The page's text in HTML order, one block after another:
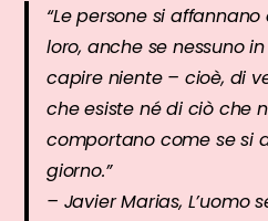
“Le persone si
loro, anche se nessuno
capireniente – cioè, di
che esiste né di ciò che
comportano come se si
giorno.”
– Javier Marias, L’uomo